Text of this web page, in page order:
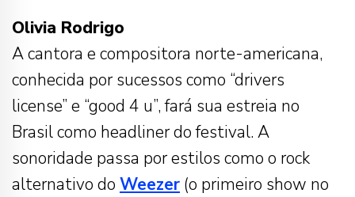
Olivia Rodrigo
A cantora e compositora norte-americana,
conhecida por sucessos como “drivers
license” e “good 4 u”, fará sua estreia no
Brasil como headliner do festival. A
sonoridade passa por estilos como o rock
alternativo do Weezer (o primeiro show no